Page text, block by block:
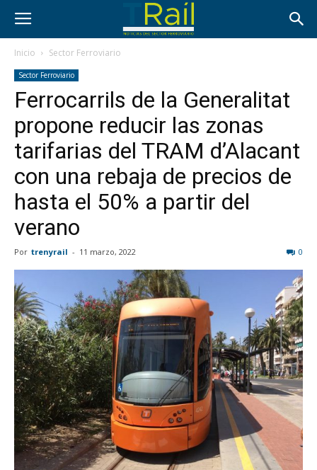
Inicio Sector Ferroviario
Sector Ferroviario
Ferrocarrils de la Generalitat
propone reducir las zonas
tarifarias del TRAM d’Alacant
con una rebaja de precios de
hasta el 50% a partir del
verano
Por trenyrail - 11 marzo, 2022 0